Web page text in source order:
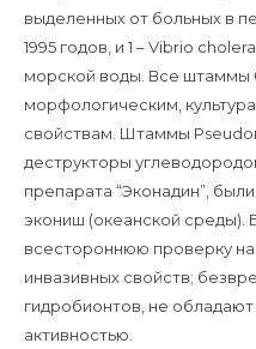
выделенных от больных в
1995 годов, и 1 – Vibrio
морской воды. Все штаммы
морфологическим,
свойствам. Штаммы
деструкторы
препарата “Эконадин”,
экониш (океанской среды).
всестороннюю проверку на
инвазивных свойств;
гидробионтов, не
активностью.